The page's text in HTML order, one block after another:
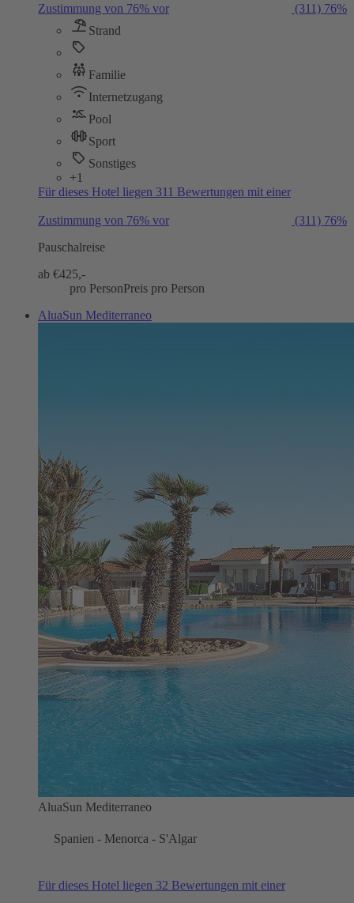
Zustimmung von 76% vor (311) 76%
Strand
Familie
Internetzugang
Pool
Sport
Sonstiges
+1
Für dieses Hotel liegen 311 Bewertungen mit einer
Zustimmung von 76% vor (311) 76%
Pauschalreise
ab €425,-
pro PersonPreis pro Person
AluaSun Mediterraneo
AluaSun Mediterraneo
Spanien - Menorca - S'Algar
Für dieses Hotel liegen 32 Bewertungen mit einer